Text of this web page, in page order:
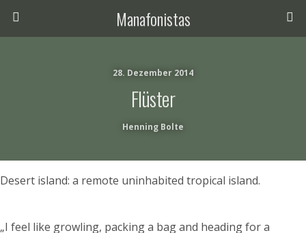
Manafonistas
28. Dezember 2014
Flüster
Henning Bolte
Desert island: a remote uninhabited tropical island.
„I feel like growling, packing a bag and heading for a